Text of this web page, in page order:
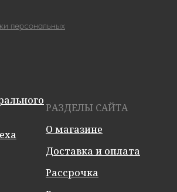
персональных
РАЗДЕЛЫ САЙТА
О магазине
Доставка и оплата
Рассрочка